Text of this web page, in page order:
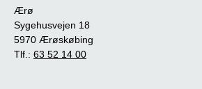
Ærø
Sygehusvejen 18
5970 Ærøskøbing
Tlf.: 63 52 14 00